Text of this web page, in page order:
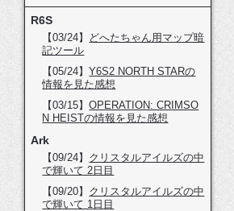
R6S
【03/24】
どへたちゃん用マップ暗
記ツール
【05/24】Y6S2 NORTH STARの
情報を見た感想
【03/15】OPERATION: CRIMSO
N HEISTの情報を見た感想
Ark
【09/24】 クリスタルアイルズの中
で輝いて 2日目
【09/20】 クリスタルアイルズの中
で輝いて 1日目